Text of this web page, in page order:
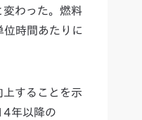
変わった。燃料
時間あたりに
することを示
年以降の